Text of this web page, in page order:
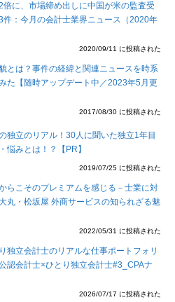
倍に、市場締め出しに中国が米の監査受
件：今月の会計士業界ニュース（2020年
2020/09/11 に投稿された
とは？事件の経緯と関連ニュースを時系
た【随時アップデート中／2023年5月更
2017/08/30 に投稿された
独立のリアル！30人に聞いた独立1年目
悩みとは！？【PR】
2019/07/25 に投稿された
らこそのプレミアムを感じる－士業に対
丸・松坂屋 外商サービスの知られざる魅
2022/05/31 に投稿された
独立会計士のリアルな仕事ポートフォリ
認会計士×ひとり独立会計士#3_CPAナ
2026/07/17 に投稿された